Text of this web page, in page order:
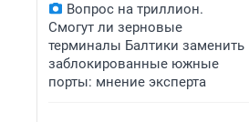
Вопрос на триллион.
Смогут ли зерновые
терминалы Балтики заменить
заблокированные южные
порты: мнение эксперта